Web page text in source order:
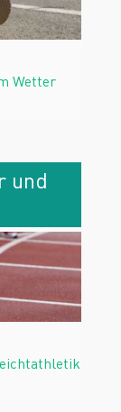
Wetter
und